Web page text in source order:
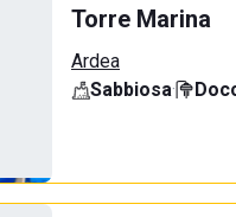
Torre Marina
Ardea
Sabbiosa·